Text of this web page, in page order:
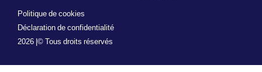
2026 |© Tous droits réservés
Politique de cookies
Déclaration de confidentialité